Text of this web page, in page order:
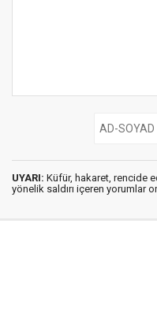
UYARI: Küfür, hakaret, rencide
yönelik saldırı içeren yorumlar